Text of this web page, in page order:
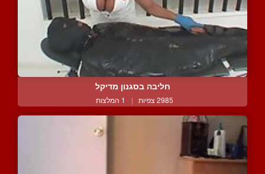
חליבה בסגנון מדיקל
2985 צפיות | 1 המלצות